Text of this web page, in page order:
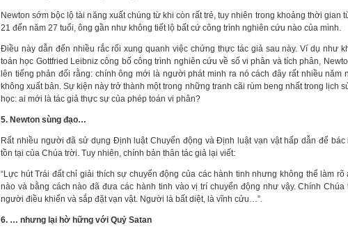
Newton sớm bộc lộ tài năng xuất chúng từ khi còn rất trẻ, tuy nhiên trong khoảng thời gian
21 đến năm 27 tuổi, ông gần như không tiết lộ bất cứ công trình nghiên cứu nào của mình.
Điều này dẫn đến nhiều rắc rối xung quanh việc chứng thực tác giả sau này. Ví dụ như
toán học Gottfried Leibniz công bố công trình nghiên cứu về số vi phân và tích phân,
lên tiếng phản đối rằng: chính ông mới là người phát minh ra nó cách đây rất nhiều năm
không xuất bản. Sự kiện này trở thành một trong những tranh cãi rùm beng nhất trong lịch
học: ai mới là tác giả thực sự của phép toán vi phân?
5. Newton sùng đạo…
Rất nhiều người đã sử dụng Định luật Chuyển động và Định luật vạn vật hấp dẫn để bác
tồn tại của Chúa trời. Tuy nhiên, chính bản thân tác giả lại viết:
“Lực hút Trái đất chỉ giải thích sự chuyển động của các hành tinh nhưng không thể làm rõ
nào và bằng cách nào đã đưa các hành tinh vào vị trí chuyển động như vậy. Chính Chúa
người điều khiển và sắp đặt vạn vật. Người là bất diệt, là vĩnh cửu…”.
6. … nhưng lại hờ hững với Quỷ Satan